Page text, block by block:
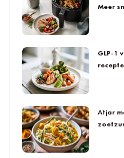
Meer
GLP-1
Atjar